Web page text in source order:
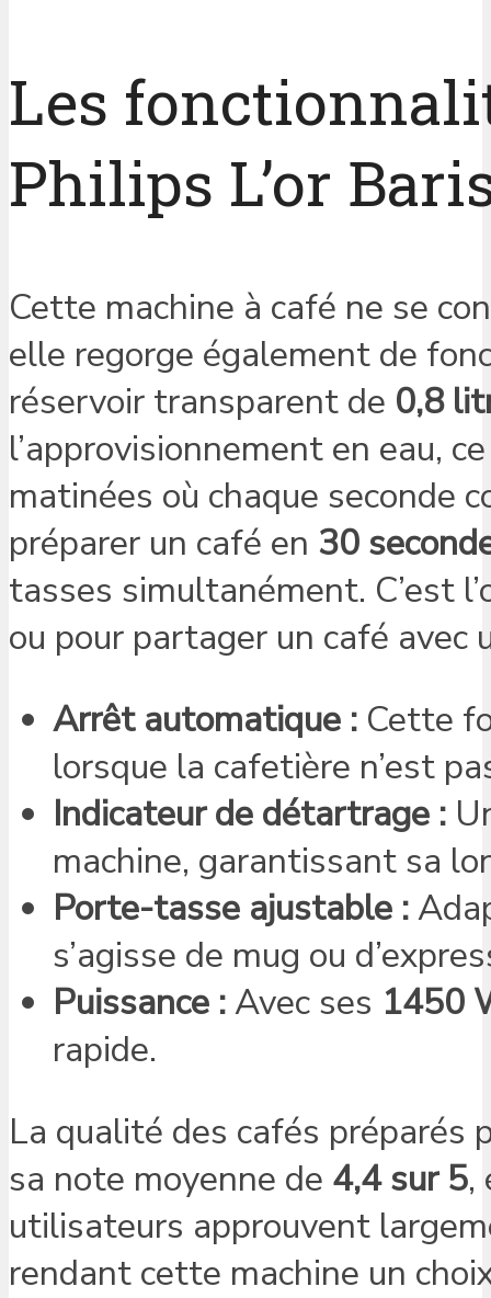
Les
Philips L’or
Cette machine à café ne se
elle regorge également de
réservoir transparent de 0,8
l’approvisionnement en eau,
matinées où chaque seconde
préparer un café en 30
tasses simultanément. C’est
ou pour partager un café avec
Arrêt automatique : Cette
lorsque la cafetière n’est
Indicateur de détartrage :
machine, garantissant sa
Porte-tasse ajustable :
s’agisse de mug ou
Puissance :Avec ses 1450
rapide.
La qualité des cafés préparés
sa note moyenne de 4,4 sur 5,
utilisateurs approuvent
rendant cette machine un